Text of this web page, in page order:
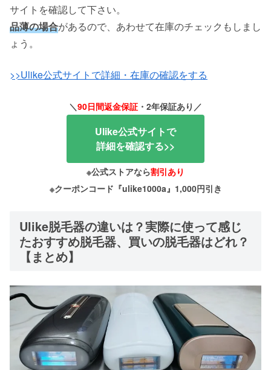
サイトを確認して下さい。
品薄の場合があるので、あわせて在庫のチェックもしまし
ょう。
>>Ulike公式サイトで詳細・在庫の確認をする
＼90日間返金保証 ・2年保証あり／
Ulike公式サイトで
詳細を確認する>>
※公式ストアなら割引あり
※クーポンコード『ulike1000a』1,000円引き
Ulike脱毛器の違いは？実際に使って感じ
たおすすめ脱毛器、買いの脱毛器はどれ？
【まとめ】